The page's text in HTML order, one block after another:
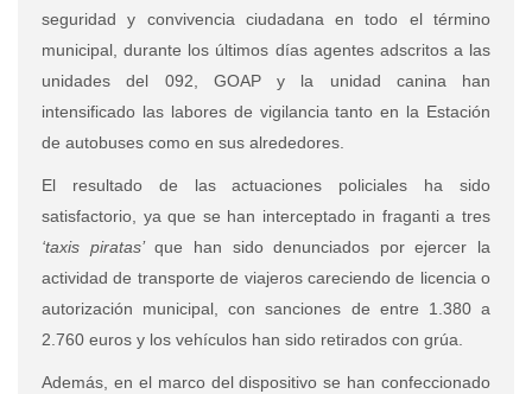
seguridad y convivencia ciudadana en todo el término
municipal, durante los últimos días agentes adscritos a las
unidades del 092, GOAP y la unidad canina han
intensificado las labores de vigilancia tanto en la Estación
de autobuses como en sus alrededores.
El resultado de las actuaciones policiales ha sido
satisfactorio, ya que se han interceptado in fraganti a tres
‘taxis piratas’que han sido denunciados por ejercer la
actividad de transporte de viajeros careciendo de licencia o
autorización municipal, con sanciones de entre 1.380 a
2.760 euros y los vehículos han sido retirados con grúa.
Además, en el marco del dispositivo se han confeccionado